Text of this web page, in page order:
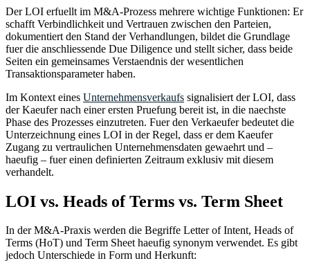
Der LOI erfuellt im M&A-Prozess mehrere wichtige Funktionen: Er
schafft Verbindlichkeit und Vertrauen zwischen den Parteien,
dokumentiert den Stand der Verhandlungen, bildet die Grundlage
fuer die anschliessende Due Diligence und stellt sicher, dass beide
Seiten ein gemeinsames Verstaendnis der wesentlichen
Transaktionsparameter haben.
Im Kontext eines Unternehmensverkaufs signalisiert der LOI, dass
der Kaeufer nach einer ersten Pruefung bereit ist, in die naechste
Phase des Prozesses einzutreten. Fuer den Verkaeufer bedeutet die
Unterzeichnung eines LOI in der Regel, dass er dem Kaeufer
Zugang zu vertraulichen Unternehmensdaten gewaehrt und –
haeufig – fuer einen definierten Zeitraum exklusiv mit diesem
verhandelt.
LOI vs. Heads of Terms vs. Term Sheet
In der M&A-Praxis werden die Begriffe Letter of Intent, Heads of
Terms (HoT) und Term Sheet haeufig synonym verwendet. Es gibt
jedoch Unterschiede in Form und Herkunft: